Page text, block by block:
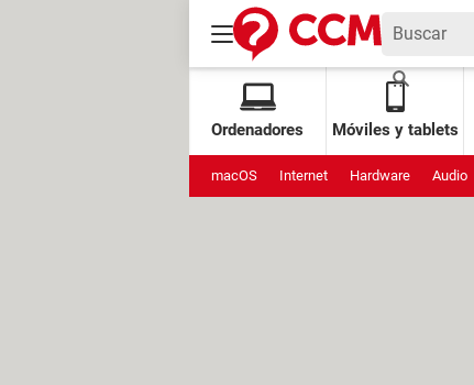
Ordenadores Móviles y tablets
macOS Internet Hardware Audio